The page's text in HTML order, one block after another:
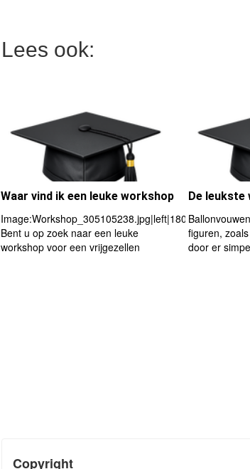
Lees ook:
Waar vind ik een leuke workshop
Image:Workshop_305105238.jpg|left|180px
Bent u op zoek naar een leuke
workshop voor een vrijgezellen
De leukste
figuren,
door er
Copyright